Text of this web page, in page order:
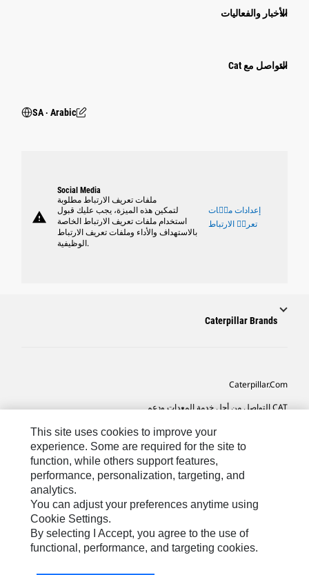
الأخبار والفعاليات
التواصل مع Cat
SA ‧ Arabic
warning
Social Media
ملفات تعريف الارتباط مطلوبة
لتمكين هذه الميزة، يجب عليك قبول
استخدام ملفات تعريف الارتباط الخاصة
بالاستهداف والأداء وملفات تعريف الارتباط
الوظيفية.
إعدادات ملٝات
تعريٝ الارتباط
Caterpillar Brands
Caterpillar.com
CAT التواصل من أجل خدمة المعدات ودعم
تفضيلات التسويق الخاصة بي
خريطة الموقع
Cookie Settings
This site uses cookies to improve your
experience. Some are required for the site to
function, while others support features,
performance, personalization, targeting, and
analytics.
You can adjust your preferences anytime using
Cookie Settings.
By selecting I Accept, you agree to the use of
functional, performance, and targeting cookies.